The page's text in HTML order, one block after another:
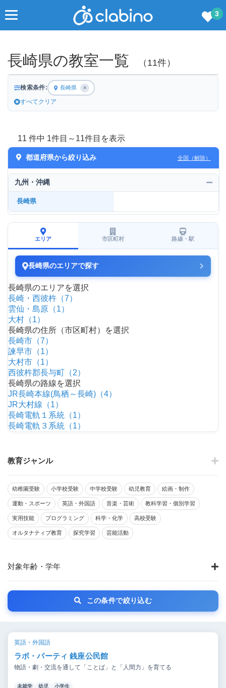
3
長崎県の教室一覧 （11件）
検索条件: 長崎県 ✕
すべてクリア
11 件中 1件目～11件目を表示
都道府県から絞り込み 全国（解除）
九州・沖縄
長崎県
エリア 市区町村 路線・駅
長崎県のエリアで探す
長崎県のエリアを選択
長崎・西彼杵（7）
雲仙・島原（1）
大村（1）
長崎県の住所（市区町村）を選択
長崎市（7）
諫早市（1）
大村市（1）
西彼杵郡長与町（2）
長崎県の路線を選択
JR長崎本線(鳥栖～長崎)（4）
JR大村線（1）
長崎電軌１系統（1）
長崎電軌３系統（1）
教育ジャンル
幼稚園受験 小学校受験 中学校受験 幼児教育 絵画・制作
運動・スポーツ 英語・外国語 音楽・芸術 教科学習・個別学習
実用技能 プログラミング 科学・化学 高校受験
オルタナティブ教育 探究学習 芸能活動
対象年齢・学年
この条件で絞り込む
英語・外国語
ラボ・パーティ 銭座公民館
物語・劇・交流を通して「ことば」と「人間力」を育てる
未就学 幼児 小学生